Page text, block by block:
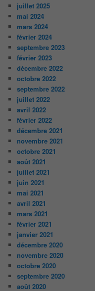
juillet 2025
mai 2024
mars 2024
février 2024
septembre 2023
février 2023
décembre 2022
octobre 2022
septembre 2022
juillet 2022
avril 2022
février 2022
décembre 2021
novembre 2021
octobre 2021
août 2021
juillet 2021
juin 2021
mai 2021
avril 2021
mars 2021
février 2021
janvier 2021
décembre 2020
novembre 2020
octobre 2020
septembre 2020
août 2020